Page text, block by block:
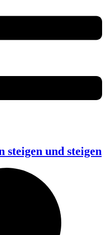
steigen und steigen